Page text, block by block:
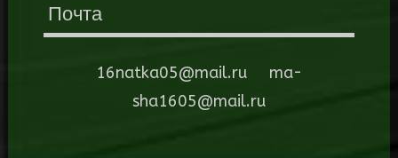
Почта
16natka05@mail.ru ma-
sha1605@mail.ru